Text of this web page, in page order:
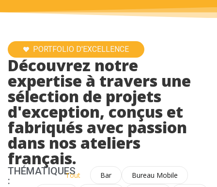
PORTFOLIO D'EXCELLENCE
Découvrez notre
expertise à travers une
sélection de projets
d'exception, conçus et
fabriqués avec passion
dans nos ateliers
français.
THÉMATIQUES
:
Bar
Bureau Mobile
Tout